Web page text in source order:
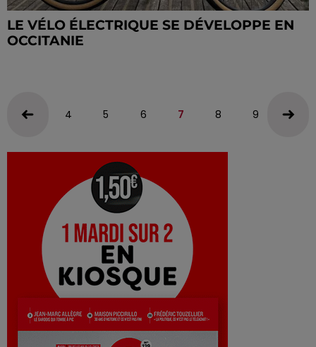
LE VÉLO ÉLECTRIQUE SE DÉVELOPPE EN
OCCITANIE
4 5 6 7 8 9 10